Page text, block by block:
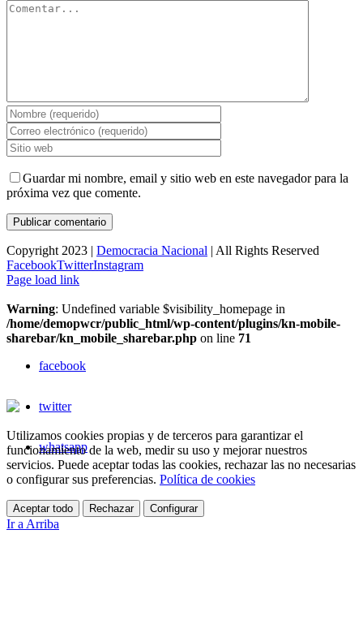
Guardar mi nombre, email y sitio web en este navegador para la
próxima vez que comente.
Copyright 2023 | Democracia Nacional | All Rights Reserved
FacebookTwitterInstagram
Page load link
Warning: Undefined variable $visibility_homepage in
/home/demopwcr/public_html/wp-content/plugins/kn-mobile-
sharebar/kn_mobile_sharebar.php on line 71
facebook
twitter
whatsapp
Utilizamos cookies propias y de terceros para garantizar el
funcionamiento de la web, medir su uso y mejorar nuestros
servicios. Puede aceptar todas las cookies, rechazar las no necesarias
o configurar sus preferencias. Política de cookies
Aceptar todo Rechazar Configurar
Ir a Arriba